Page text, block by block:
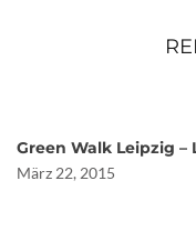
Green Walk Leipzig
März 22, 2015